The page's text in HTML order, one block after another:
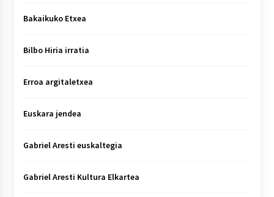
Bakaikuko Etxea
Bilbo Hiria irratia
Erroa argitaletxea
Euskara jendea
Gabriel Aresti euskaltegia
Gabriel Aresti Kultura Elkartea